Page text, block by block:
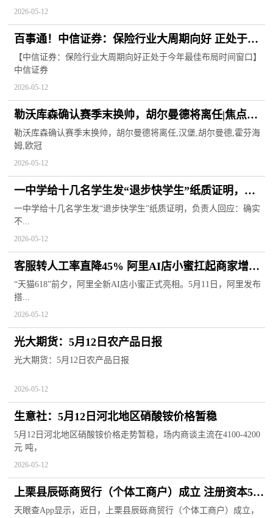
2026-05-12
百事通！中信证券：保险行业大周期向好 正处于今
年最佳布局时间窗口
【中信证券：保险行业大周期向好正处于今年最佳布局时间窗口】
中信证券
2026-05-12
勒沃库森确认赛季末换帅，胡尔曼德将离任|焦点短
讯
勒沃库森确认赛季末换帅，胡尔曼德将离任,汉堡,胡尔曼德,霍芬海
姆,欧冠
2026-05-12
一中学给十几名学生发“退步快学生”纸质证明，负
责人回应：确实不合适 ，已收回证明 焦点速讯
一中学给十几名学生发“退步快学生”纸质证明，负责人回应：确实
不...
2026-05-12
客服转人工率直降45% 阿里AI店小蜜扛起商家增长
重任|今亮点
“天猫618”前夕，阿里全新AI店小蜜正式亮相。5月11日，阿里发布
搭...
2026-05-12
光大期货：5月12日农产品日报
光大期货：5月12日农产品日报
2026-05-12
生意社：5月12日河北地区硝酸铵价格暂稳
5月12日河北地区硝酸铵价格走势暂稳，场内商谈主流在4100-4200
元 吨，
2026-05-12
上栗县辰砾商贸行（个体工商户）成立 注册资本5万
人民币 每日头条
天眼查App显示，近日，上栗县辰砾商贸行（个体工商户）成立，